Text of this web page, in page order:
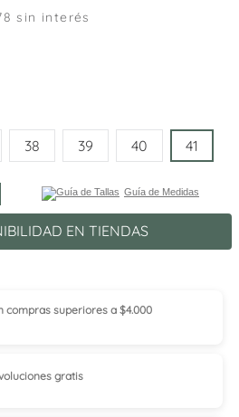
sin interés
38 39 40 41
Guía de Medidas
EN TIENDAS
compras superiores a $4.000
gratis